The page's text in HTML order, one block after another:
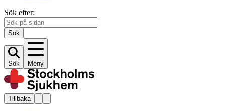
Sök efter:
Sök
Sök Meny
Tillbaka